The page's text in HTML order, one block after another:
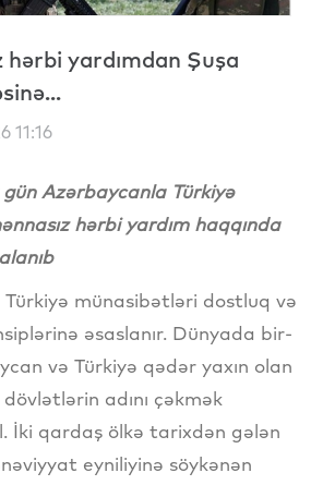
hərbi yardımdan Şuşa
11:16
Azərbaycanla Türkiyə
hərbi yardım haqqında
münasibətləri dostluq və
əsaslanır. Dünyada bir-
və Türkiyə qədər yaxın olan
adını çəkmək
İki qardaş ölkə tarixdən gələn
eyniliyinə söykənən